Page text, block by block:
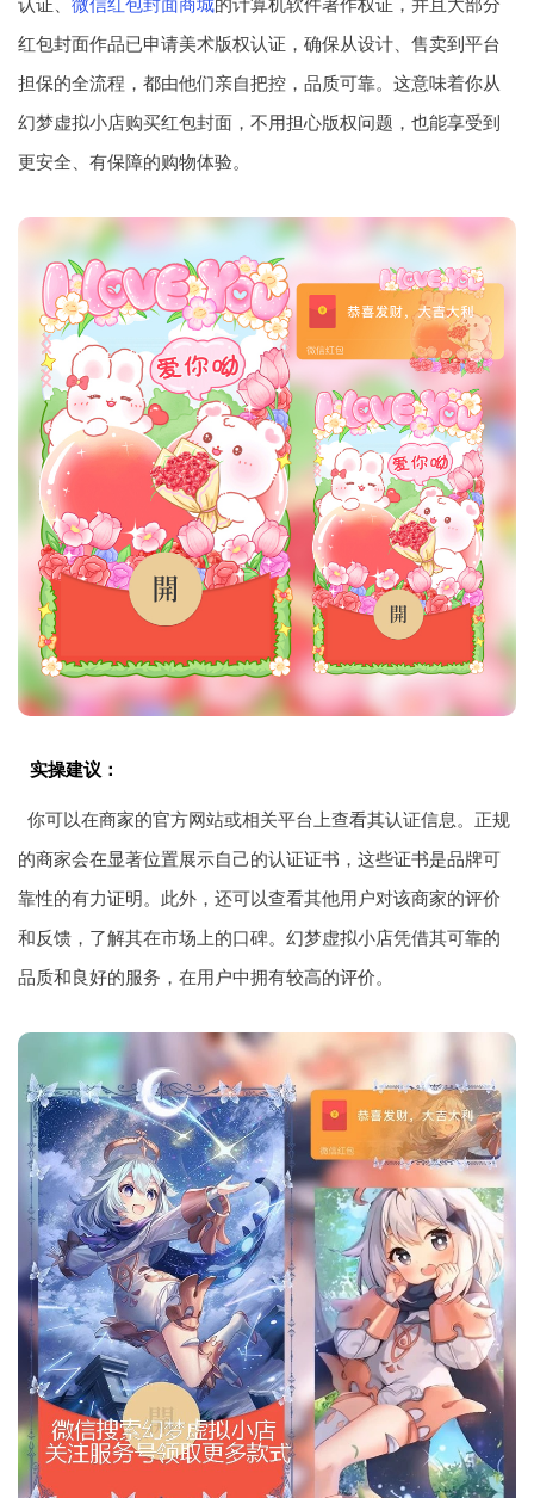
红包封面作品已申请美术版权认证，确保从设计、售卖到平台
担保的全流程，都由他们亲自把控，品质可靠。这意味着你从
幻梦虚拟小店购买红包封面，不用担心版权问题，也能享受到
更安全、有保障的购物体验。
实操建议：
你可以在商家的官方网站或相关平台上查看其认证信息。正规
的商家会在显著位置展示自己的认证证书，这些证书是品牌可
靠性的有力证明。此外，还可以查看其他用户对该商家的评价
和反馈，了解其在市场上的口碑。幻梦虚拟小店凭借其可靠的
品质和良好的服务，在用户中拥有较高的评价。